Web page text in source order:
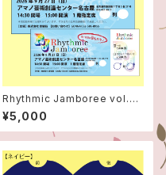
Rhythmic Jamboree vol.3
チケット【1階指定席/一般】
¥5,000